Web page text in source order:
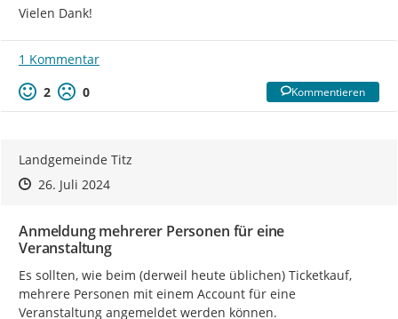
Vielen Dank!
1 Kommentar
2
0 Kommentieren
Landgemeinde Titz
Zeitpunkt des Erstellens
Zeitpunkt des Erstellens
26. Juli 2024Zur Äußerung
Anmeldung mehrerer Personen für eine
Veranstaltung
Es sollten, wie beim (derweil heute üblichen) Ticketkauf,
mehrere Personen mit einem Account für eine
Veranstaltung angemeldet werden können.